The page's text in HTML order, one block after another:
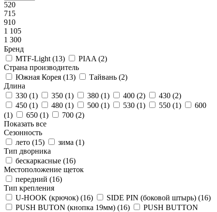
520
715
910
1 105
1 300
Бренд
MTF-Light (13) PIAA (2)
Страна производитель
Южная Корея (13) Тайвань (2)
Длина
330 (1) 350 (1) 380 (1) 400 (2) 430 (2)
450 (1) 480 (1) 500 (1) 530 (1) 550 (1)
600
(1) 650 (1) 700 (2)
Показать все
Сезонность
лето (15) зима (1)
Тип дворника
бескаркасные (16)
Местоположение щеток
передний (16)
Тип крепления
U-HOOK (крючок) (16) SIDE PIN (боковой штырь) (16)
PUSH BUTON (кнопка 19мм) (16)
PUSH BUTTON